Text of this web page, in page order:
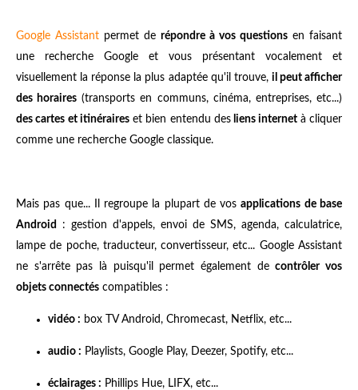
Google Assistant permet de répondre à vos questions en faisant
une recherche Google et vous présentant vocalement et
visuellement la réponse la plus adaptée qu'il trouve, il peut afficher
des horaires (transports en communs, cinéma, entreprises, etc...)
des cartes et itinéraireset bien entendu desliens internet à cliquer
comme une recherche Google classique.
Mais pas que... Il regroupe la plupart de vosapplications de base
Android
: gestion d'appels, envoi de SMS, agenda, calculatrice,
lampe de poche, traducteur, convertisseur, etc... Google Assistant
ne s'arrête pas là puisqu'il permet également decontrôler vos
objets connectés compatibles :
vidéo : box TV Android, Chromecast, Netflix, etc...
audio : Playlists, Google Play, Deezer, Spotify, etc...
éclairages : Phillips Hue, LIFX, etc...